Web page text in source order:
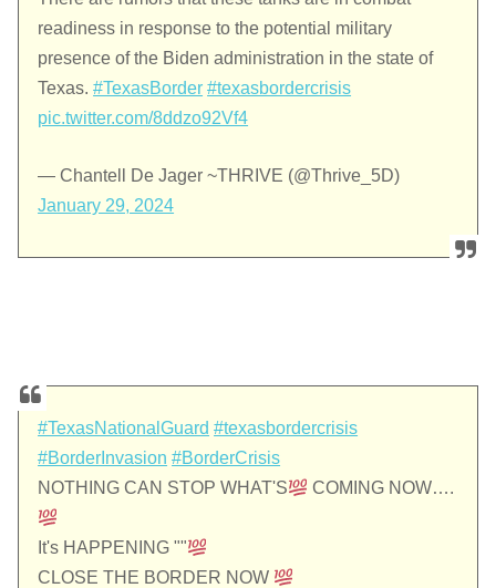
readiness in response to the potential military
presence of the Biden administration in the state of
Texas.#TexasBorder #texasbordercrisis
pic.twitter.com/8ddzo92Vf4
— Chantell De Jager ~THRIVE (@Thrive_5D)
January 29, 2024
#TexasNationalGuard #texasbordercrisis
#BorderInvasion #BorderCrisis
NOTHING CAN STOP WHAT'S
COMING NOW….
It's HAPPENING ""
CLOSE THE BORDER NOW